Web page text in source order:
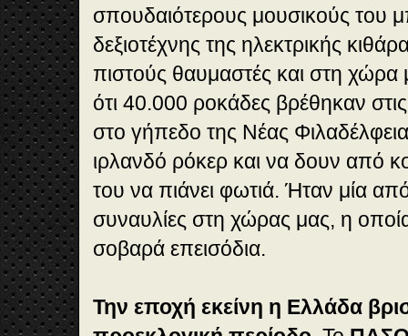
σπουδαιότερους μουσικούς του
δεξιοτέχνης της ηλεκτρικής
πιστούς θαυμαστές και στη χώρα
ότι 40.000 ροκάδες βρέθηκαν
στο γήπεδο της Νέας
ιρλανδό ρόκερ και να δουν από
του να πιάνει φωτιά. Ήταν μία
συναυλίες στη χώρας μας, η
σοβαρά επεισόδια.
Την εποχή εκείνη η Ελλάδα